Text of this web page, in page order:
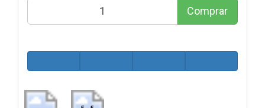
Comprar